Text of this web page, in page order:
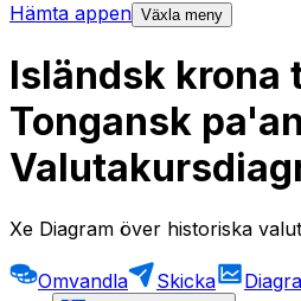
Hämta appen Växla meny
Isländsk krona
Tongansk
Xe Diagram över historiska
Omvandla Skicka